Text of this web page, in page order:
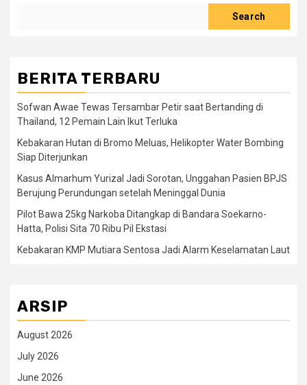
Search
BERITA TERBARU
Sofwan Awae Tewas Tersambar Petir saat Bertanding di
Thailand, 12 Pemain Lain Ikut Terluka
Kebakaran Hutan di Bromo Meluas, Helikopter Water Bombing
Siap Diterjunkan
Kasus Almarhum Yurizal Jadi Sorotan, Unggahan Pasien BPJS
Berujung Perundungan setelah Meninggal Dunia
Pilot Bawa 25kg Narkoba Ditangkap di Bandara Soekarno-
Hatta, Polisi Sita 70 Ribu Pil Ekstasi
Kebakaran KMP Mutiara Sentosa Jadi Alarm Keselamatan Laut
ARSIP
August 2026
July 2026
June 2026